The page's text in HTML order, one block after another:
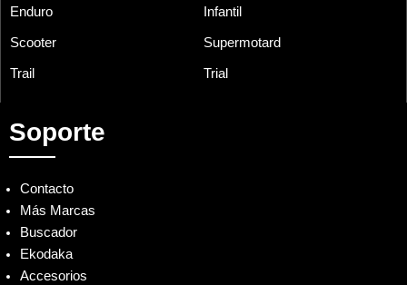
Enduro Infantil
Scooter Supermotard
Trail Trial
Soporte
Contacto
Más Marcas
Buscador
Ekodaka
Accesorios